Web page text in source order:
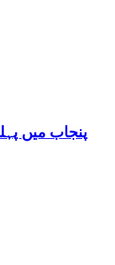
پنجاب میں